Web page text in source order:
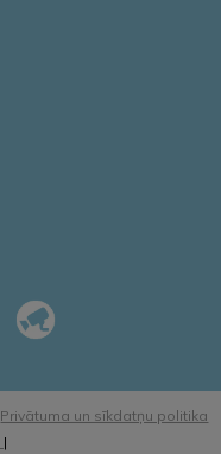
Privātuma un sīkdatņu politika
|